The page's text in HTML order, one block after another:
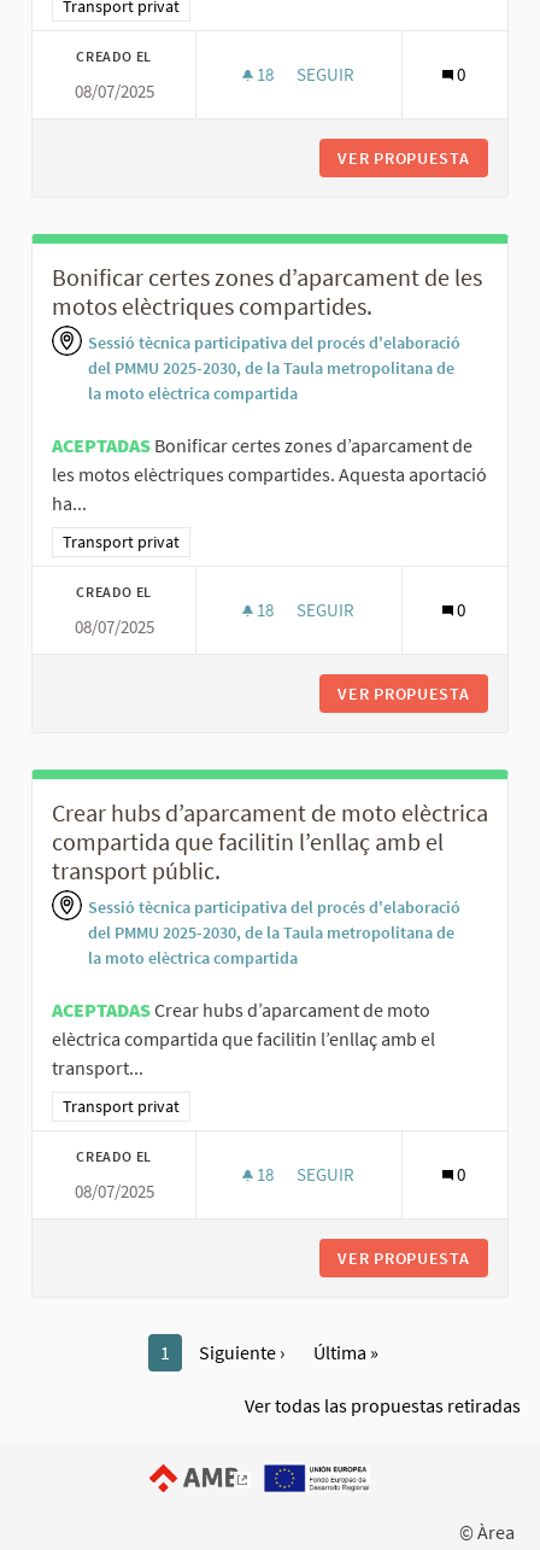
Resultados al filtrar por la categoría: Transport privat
Transport privat
CREADO EL
08/07/2025
18 18 SEGUIDORAS
SEGUIR 0
VER PROPUESTA
Bonificar certes zones d’aparcament de les
motos elèctriques compartides.
Sessió tècnica participativa del procés d'elaboració
del PMMU 2025-2030, de la Taula metropolitana de
la moto elèctrica compartida
ACEPTADAS Bonificar certes zones d’aparcament de
les motos elèctriques compartides. Aquesta aportació
ha...
Resultados al filtrar por la categoría: Transport privat
Transport privat
CREADO EL
08/07/2025
18 18 SEGUIDORAS
SEGUIR 0
VER PROPUESTA
Crear hubs d’aparcament de moto elèctrica
compartida que facilitin l’enllaç amb el
transport públic.
Sessió tècnica participativa del procés d'elaboració
del PMMU 2025-2030, de la Taula metropolitana de
la moto elèctrica compartida
ACEPTADASCrear hubs d’aparcament de moto
elèctrica compartida que facilitin l’enllaç amb el
transport...
Resultados al filtrar por la categoría: Transport privat
Transport privat
CREADO EL
08/07/2025
18 18 SEGUIDORAS
SEGUIR 0
VER PROPUESTA
1 Siguiente › Última »
Ver todas las propuestas retiradas
(Enlace externo)
© Àrea